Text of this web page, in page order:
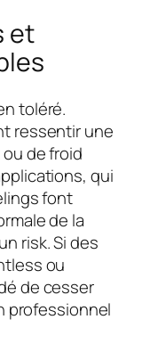
et
toléré.
ressentir une
de froid
qui
font
de la
risk. Si des
ou
de cesser
professionnel